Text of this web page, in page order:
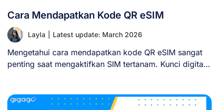
Cara Mendapatkan Kode QR eSIM
Layla Latest update: March 2026
Mengetahui cara mendapatkan kode QR eSIM sangat
penting saat mengaktifkan SIM tertanam. Kunci digital